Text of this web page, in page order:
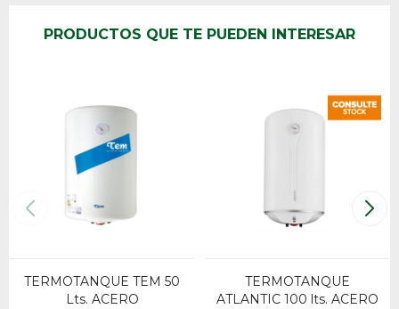
PRODUCTOS QUE TE PUEDEN INTERESAR
TERMOTANQUE TEM 50
Lts. ACERO
TERMOTANQUE
ATLANTIC 100 lts. ACERO